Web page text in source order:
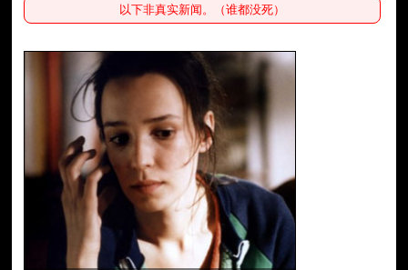
以下非真实新闻。（谁都没死）